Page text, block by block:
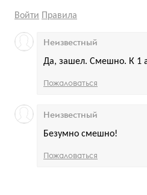
Войти Правила
Да, зашел. Смешно. К 1
Неизвестный
Пожаловаться
Безумно смешно!
Неизвестный
Пожаловаться